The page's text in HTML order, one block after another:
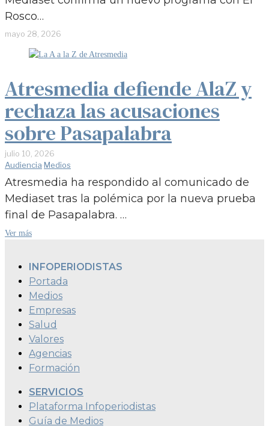
Rosco…
mayo 28, 2026
Atresmedia defiende AlaZ y
rechaza las acusaciones
sobre Pasapalabra
julio 10, 2026
Audiencia·Medios
Atresmedia ha respondido al comunicado de
Mediaset tras la polémica por la nueva prueba
final de Pasapalabra. …
Ver más
INFOPERIODISTAS
Portada
Medios
Empresas
Salud
Valores
Agencias
Formación
SERVICIOS
Plataforma Infoperiodistas
Guía de Medios